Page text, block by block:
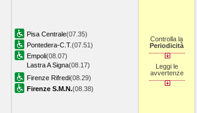
Pisa Centrale(07.35)
Pontedera-C.T.(07.51)
Empoli(08.07)
Lastra A Signa(08.17)
Firenze Rifredi(08.29)
Firenze S.M.N.(08.38)
Controlla la
Periodicità
Leggi le
avvertenze